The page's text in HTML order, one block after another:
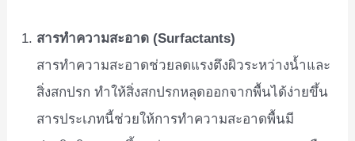
สารทำความสะอาด (Surfactants)
สารทำความสะอาดช่วยลดแรงตึงผิวระหว่างน้ำและ
สิ่งสกปรก ทำให้สิ่งสกปรกหลุดออกจากพื้นได้ง่ายขึ้น
สารประเภทนี้ช่วยให้การทำความสะอาดพื้นมี